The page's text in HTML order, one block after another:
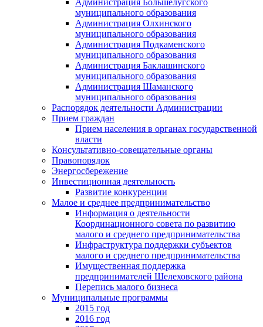
муниципального образования
Администрация Олхинского
муниципального образования
Администрация Подкаменского
муниципального образования
Администрация Баклашинского
муниципального образования
Администрация Шаманского
муниципального образования
Распорядок деятельности Администрации
Прием граждан
Прием населения в органах государственной
власти
Консультативно-совещательные органы
Правопорядок
Энергосбережение
Инвестиционная деятельность
Развитие конкуренции
Малое и среднее предпринимательство
Информация о деятельности
Координационного совета по развитию
малого и среднего предпринимательства
Инфраструктура поддержки субъектов
малого и среднего предпринимательства
Имущественная поддержка
предпринимателей Шелеховского района
Перепись малого бизнеса
Муниципальные программы
2015 год
2016 год